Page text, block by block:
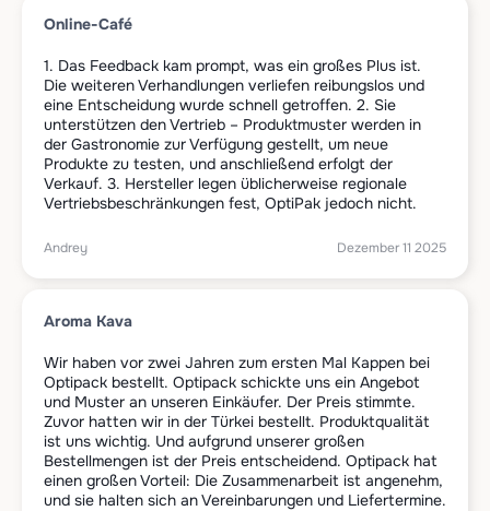
Online-Café
1. Das Feedback kam prompt, was ein großes Plus ist.
Die weiteren Verhandlungen verliefen reibungslos und
eine Entscheidung wurde schnell getroffen. 2. Sie
unterstützen den Vertrieb – Produktmuster werden in
der Gastronomie zur Verfügung gestellt, um neue
Produkte zu testen, und anschließend erfolgt der
Verkauf. 3. Hersteller legen üblicherweise regionale
Vertriebsbeschränkungen fest, OptiPak jedoch nicht.
Andrey Dezember 11 2025
Aroma Kava
Wir haben vor zwei Jahren zum ersten Mal Kappen bei
Optipack bestellt. Optipack schickte uns ein Angebot
und Muster an unseren Einkäufer. Der Preis stimmte.
Zuvor hatten wir in der Türkei bestellt. Produktqualität
ist uns wichtig. Und aufgrund unserer großen
Bestellmengen ist der Preis entscheidend. Optipack hat
einen großen Vorteil: Die Zusammenarbeit ist angenehm,
und sie halten sich an Vereinbarungen und Liefertermine.